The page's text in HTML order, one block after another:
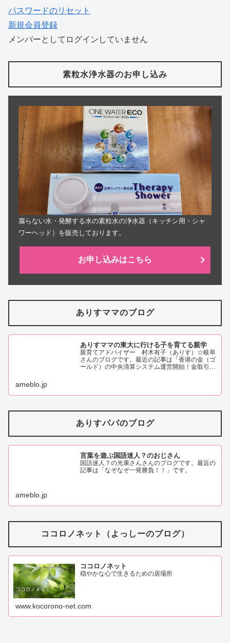
パスワードのリセット
新規会員登録
メンバーとしてログインしていません
素粒水浄水器のお申し込み
腐らない水・発酵する水の素粒水の浄水器（キッチン用・シャ
ワーヘッド）を販売しております。
お申し込みはこちら
ありすママのブログ
ありすママの東大に行ける子を育てる親学
親育てアドバイザー 村木有子（ありす）☆岐阜
さんのブログです。最近の記事は「香港の金（ゴ
ールド）の中央清算システム運営開始！金取引の
ameblo.jp
ありすパパのブログ
言葉を遊ぶ国語迷人？のおじさん
国語迷人？の光康さんさんのブログです。最近の
記事は「なぞなぞ一発勝負！！」です。
ameblo.jp
ココロノネット（よっしーのブログ）
ココロノネット
穏やかな心で生きるための居場所
www.kocorono-net.com